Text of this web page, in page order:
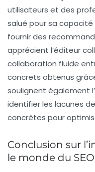
utilisateurs et des
salué pour sa capacité
fournir des
apprécient l’éditeur
collaboration fluide
concrets obtenus grâce
soulignent également
identifier les lacunes
concrètes pour
Conclusion sur
le monde du SEO